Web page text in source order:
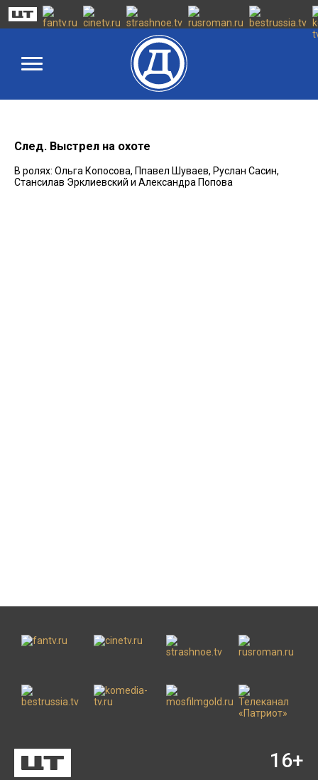
След. Выстрел на охоте
В ролях: Ольга Копосова, Ппавел Шуваев, Руслан Сасин,
Стансилав Эрклиевский и Александра Попова
16+